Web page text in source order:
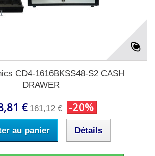
CD4-1616BKSS48-S2 CASH
DRAWER
€ 161,12 € -20%
au panier Détails